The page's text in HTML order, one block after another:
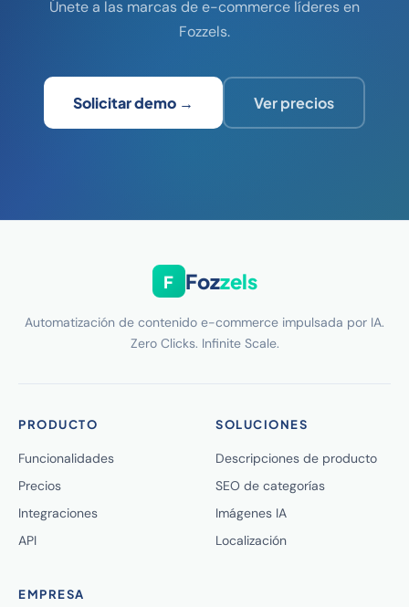
Únete a las marcas de e-commerce líderes en
Fozzels.
Solicitar demo → Ver precios
F Fozzels
Automatización de contenido e-commerce impulsada por IA.
Zero Clicks. Infinite Scale.
PRODUCTO
Funcionalidades
Precios
Integraciones
API
SOLUCIONES
Descripciones de producto
SEO de categorías
Imágenes IA
Localización
EMPRESA